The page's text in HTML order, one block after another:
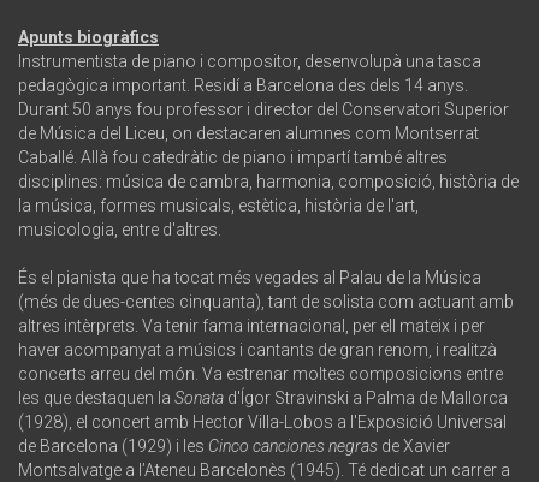
Apunts biogràfics
Instrumentista de piano i compositor, desenvolupà una tasca
pedagògica important. Residí a Barcelona des dels 14 anys.
Durant 50 anys fou professor i director del Conservatori Superior
de Música del Liceu, on destacaren alumnes com Montserrat
Caballé. Allà fou catedràtic de piano i impartí també altres
disciplines: música de cambra, harmonia, composició, història de
la música, formes musicals, estètica, història de l'art,
musicologia, entre d'altres.
És el pianista que ha tocat més vegades al Palau de la Música
(més de dues-centes cinquanta), tant de solista com actuant amb
altres intèrprets. Va tenir fama internacional, per ell mateix i per
haver acompanyat a músics i cantants de gran renom, i realitzà
concerts arreu del món. Va estrenar moltes composicions entre
les que destaquen la Sonata d'Ígor Stravinski a Palma de Mallorca
(1928), el concert amb Hector Villa-Lobos a l'Exposició Universal
de Barcelona (1929) i les Cinco canciones negras de Xavier
Montsalvatge a l’Ateneu Barcelonès (1945). Té dedicat un carrer a